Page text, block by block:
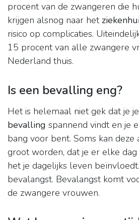
procent van de zwangeren die
krijgen alsnog naar het
risico op complicaties.
15 procent van alle zwangere
Nederland thuis.
Is een bevalling eng?
Het is helemaal niet gek dat je
bevalling spannend vindt en je
bang voor bent. Soms kan deze
groot worden, dat je er elke
het je dagelijks leven
bevalangst. Bevalangst komt
de zwangere vrouwen.